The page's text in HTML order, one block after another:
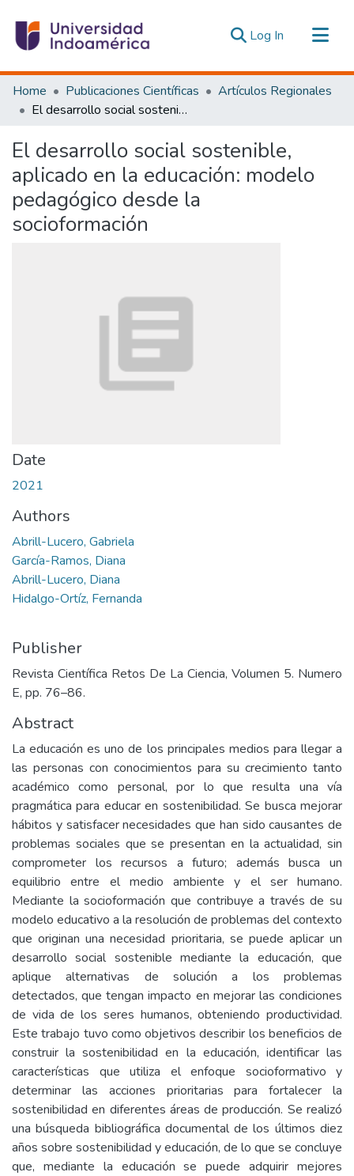
Log In (current)
Communities & Collections
All of DSpace
Estadísticas Externas
Home Publicaciones Científicas
Artículos Regionales
El desarrollo social sostenible, aplicado en la educación: modelo pedagógico desde la socioformación
El desarrollo social sostenible,
aplicado en la educación: modelo
pedagógico desde la
socioformación
Date
2021
Authors
Abrill-Lucero, Gabriela
García-Ramos, Diana
Abrill-Lucero, Diana
Hidalgo-Ortíz, Fernanda
Publisher
Revista Cientí­fica Retos De La Ciencia, Volumen 5. Numero
E, pp. 76–86.
Abstract
La educación es uno de los principales medios para llegar a
las personas con conocimientos para su crecimiento tanto
académico como personal, por lo que resulta una vía
pragmática para educar en sostenibilidad. Se busca mejorar
hábitos y satisfacer necesidades que han sido causantes de
problemas sociales que se presentan en la actualidad, sin
comprometer los recursos a futuro; además busca un
equilibrio entre el medio ambiente y el ser humano.
Mediante la socioformación que contribuye a través de su
modelo educativo a la resolución de problemas del contexto
que originan una necesidad prioritaria, se puede aplicar un
desarrollo social sostenible mediante la educación, que
aplique alternativas de solución a los problemas
detectados, que tengan impacto en mejorar las condiciones
de vida de los seres humanos, obteniendo productividad.
Este trabajo tuvo como objetivos describir los beneficios de
construir la sostenibilidad en la educación, identificar las
características que utiliza el enfoque socioformativo y
determinar las acciones prioritarias para fortalecer la
sostenibilidad en diferentes áreas de producción. Se realizó
una búsqueda bibliográfica documental de los últimos diez
años sobre sostenibilidad y educación, de lo que se concluye
que, mediante la educación se puede adquirir mejores